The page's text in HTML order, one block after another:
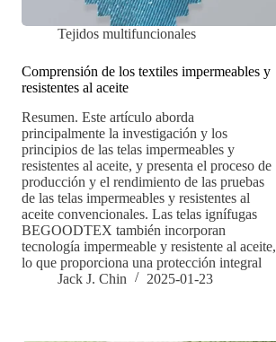
Tejidos multifuncionales
Comprensión de los textiles impermeables y
resistentes al aceite
Resumen. Este artículo aborda
principalmente la investigación y los
principios de las telas impermeables y
resistentes al aceite, y presenta el proceso de
producción y el rendimiento de las pruebas
de las telas impermeables y resistentes al
aceite convencionales. Las telas ignífugas
BEGOODTEX también incorporan
tecnología impermeable y resistente al aceite,
lo que proporciona una protección integral
Jack J. Chin
2025-01-23